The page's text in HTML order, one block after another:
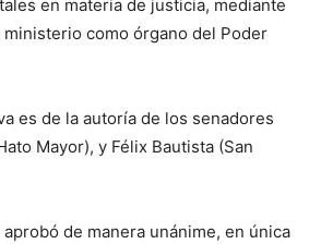
en materia de justicia, mediante
como órgano del Poder
es de la autoría de los senadores
Mayor), y Félix Bautista (San
de manera unánime, en única